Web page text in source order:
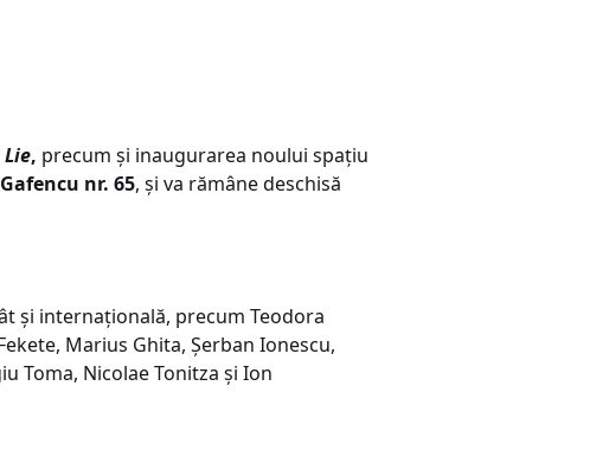
Lie, precum și inaugurarea noului spațiu
nr. 65, și va rămâne deschisă
și internațională, precum Teodora
Marius Ghita, Șerban Ionescu,
Toma, Nicolae Tonitza și Ion